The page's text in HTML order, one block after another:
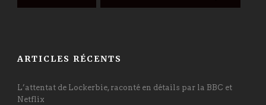
ARTICLES RÉCENTS
L’attentat de Lockerbie, raconté en détails par la BBC et
Netflix